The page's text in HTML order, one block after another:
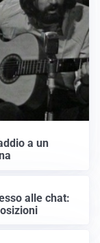
a un
alle chat: